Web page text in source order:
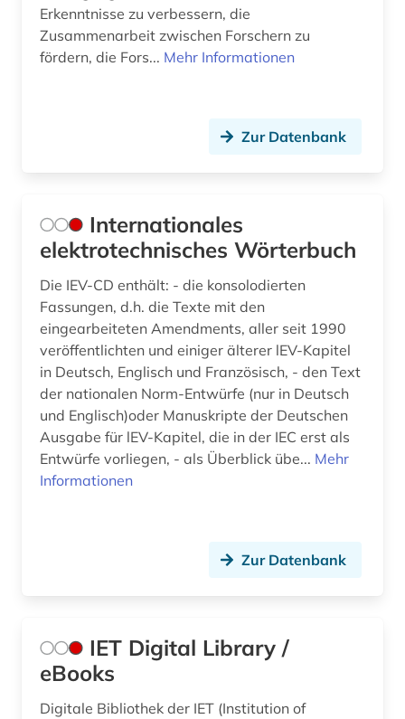
Erkenntnisse zu verbessern, die
Zusammenarbeit zwischen Forschern zu
fördern, die Fors... Mehr Informationen
Zur Datenbank
Internationales
elektrotechnisches Wörterbuch
Die IEV-CD enthält: - die konsolodierten
Fassungen, d.h. die Texte mit den
eingearbeiteten Amendments, aller seit 1990
veröffentlichten und einiger älterer lEV-Kapitel
in Deutsch, Englisch und Französisch, - den Text
der nationalen Norm-Entwürfe (nur in Deutsch
und Englisch)oder Manuskripte der Deutschen
Ausgabe für lEV-Kapitel, die in der IEC erst als
Entwürfe vorliegen, - als Überblick übe... Mehr
Informationen
Zur Datenbank
IET Digital Library /
eBooks
Digitale Bibliothek der IET (Institution of